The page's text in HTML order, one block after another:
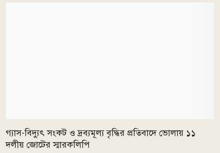
গ্যাস-বিদ্যুৎ সংকট ও দ্রব্যমূল্য বৃদ্ধির প্রতিবাদে ভোলায় ১১
দলীয় জোটের স্মারকলিপি